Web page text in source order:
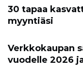
30 tapaa
myyntiäsi
Verkkokaupan
vuodelle 2026